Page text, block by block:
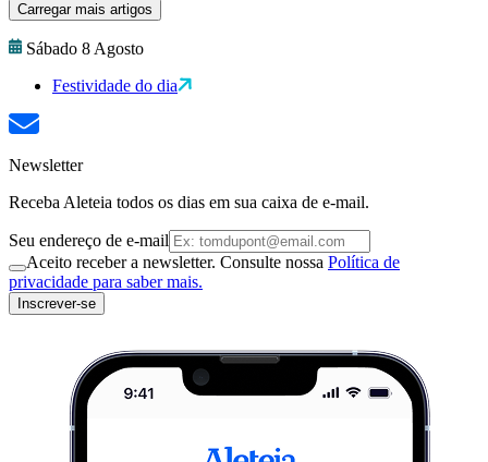
Carregar mais artigos
Sábado 8 Agosto
Festividade do dia
Newsletter
Receba Aleteia todos os dias em sua caixa de e-mail.
Seu endereço de e-mail
Aceito receber a newsletter. Consulte nossa Política de
privacidade para saber mais.
Inscrever-se